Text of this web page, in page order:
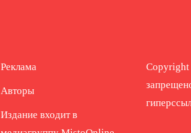
Реклама
Авторы
Издание входит в
Copyright